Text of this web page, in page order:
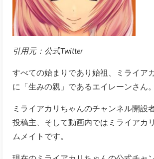
引用元：公式Twitter
すべての始まりであり始祖、ミライア
に「生みの親」であるエイレーンさん。
ミライアカリちゃんのチャンネル開設
投稿主、そして動画内ではミライアカ
ムメイトです。